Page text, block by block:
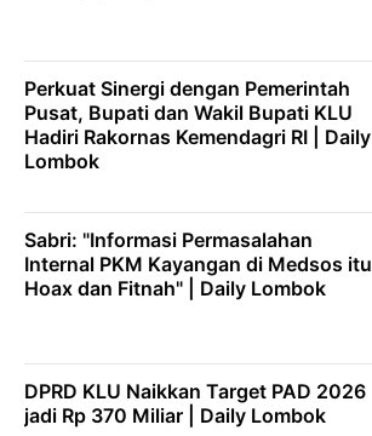
Perkuat Sinergi dengan Pemerintah
Pusat, Bupati dan Wakil Bupati KLU
Hadiri Rakornas Kemendagri RI | Daily
Lombok
Sabri: "Informasi Permasalahan
Internal PKM Kayangan di Medsos itu
Hoax dan Fitnah" | Daily Lombok
DPRD KLU Naikkan Target PAD 2026
jadi Rp 370 Miliar | Daily Lombok